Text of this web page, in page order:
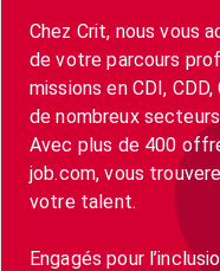
Chez Crit, nous vous
de votre parcours
missions en CDI,
de nombreux
Avec plus de 400
job.com, vous
votre talent.
Engagés pour